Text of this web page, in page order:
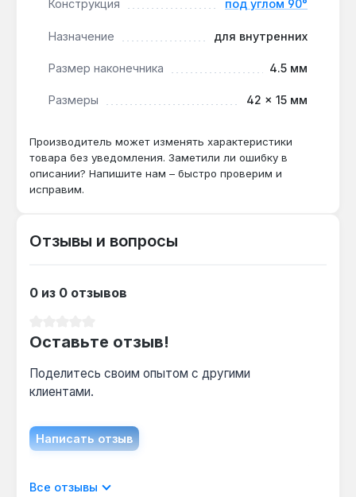
с внутренними стопорными кольцами диаметром
Подходят ли для работы с наружными
стопорными кольцами?
оптимизированы только для внутренних
стопорных колец, для наружных требуется
другой тип наконечников.
Ресурс зависит от интенсивности
до HRC 40 наконечники сохраняют
Гарантия 2 года, доставка по Украине.
Конструкция под углом 90°
Назначение для внутренних
Размер наконечника 4.5 мм
Размеры 42 × 15 мм
Производитель может изменять характеристики
товара без уведомления. Заметили ли ошибку в
описании? Напишите нам – быстро проверим и
исправим.
Отзывы и вопросы
0 из 0 отзывов
Оставьте отзыв!
Поделитесь своим опытом с другими
клиентами.
Написать отзыв
Отображать отзывы только на текущем
Все отзывы